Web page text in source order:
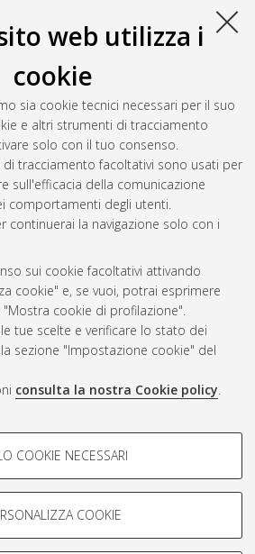
web utilizza i
cookie
sia cookie tecnici necessari per il suo
e altri strumenti di tracciamento
solo con il tuo consenso.
tracciamento facoltativi sono usati per
sull'efficacia della comunicazione
comportamenti degli utenti.
continuerai la navigazione solo con i
sui cookie facoltativi attivando
cookie" e, se vuoi, potrai esprimere
cookie di profilazione".
tue scelte e verificare lo stato dei
sezione "Impostazione cookie" del
consulta la nostra Cookie policy.
-
per analizzare le caratteristiche della
profili in base al loro comportamento
COOKIE NECESSARI
COOKIE
del documento:
sito